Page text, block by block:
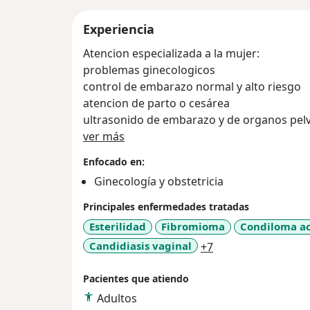
Experiencia
Atencion especializada a la mujer:
problemas ginecologicos
control de embarazo normal y alto riesgo
atencion de parto o cesárea
ultrasonido de embarazo y de organos
deteccion oportuna de cancer
atencion a la mujer en menopausia
atencion a problemas de fertilidad
cirugia ginecologica: Utero y ovarios
ver más
Enfocado en:
Ginecología y obstetricia
Principales enfermedades tratadas
Esterilidad Fibromioma Condiloma
Candidiasis vaginal
+7
Pacientes que atiendo
Adultos